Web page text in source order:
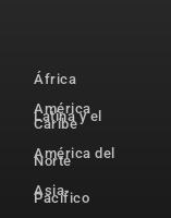
África
América
Latina y el
Caribe
América del
Norte
Asia-
Pacífico